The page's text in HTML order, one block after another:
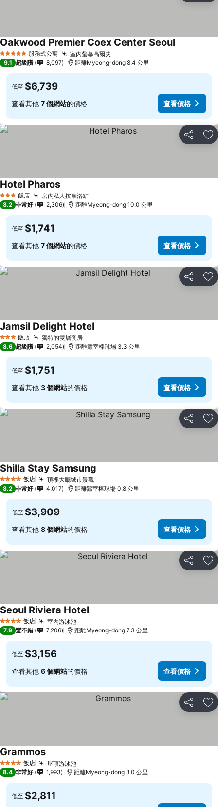
5 星級 服務式公寓 室內螢幕高爾夫
Oakwood Premier Coex Center Seoul
9.1 超級讚 8,097 距離Myeong-dong 8.4 公里
低至 $6,739
查看其他 7 個網站的價格 查看價格
分享 加
3 星級 飯店 房內私人按摩浴缸
Hotel Pharos
8.2 非常好 2,306 距離Myeong-dong 10.0 公里
低至 $1,741
查看其他 7 個網站的價格 查看價格
分享 加
3 星級 飯店 獨特的雙層套房
Jamsil Delight Hotel
8.6 超級讚 2,054 距離蠶室棒球場 3.3 公里
低至 $1,751
查看其他 3 個網站的價格 查看價格
分享 加
4 星級 飯店 頂樓大廳城市景觀
Shilla Stay Samsung
8.2 非常好 4,017 距離蠶室棒球場 0.8 公里
低至 $3,909
查看其他 8 個網站的價格 查看價格
分享 加
4 星級 飯店 室內游泳池
Seoul Riviera Hotel
7.9 蠻不錯 7,206 距離Myeong-dong 7.3 公里
低至 $3,156
查看其他 6 個網站的價格 查看價格
分享 加
4 星級 飯店 屋頂游泳池
Grammos
8.4 非常好 1,993 距離Myeong-dong 8.0 公里
低至 $2,811